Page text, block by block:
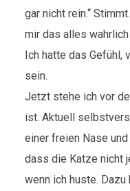
gar nicht rein.“
mir das alles
Ich hatte das Gefühl,
sein.
Jetzt stehe ich vor
ist. Aktuell
einer freien Nase
dass die Katze nicht
wenn ich huste.